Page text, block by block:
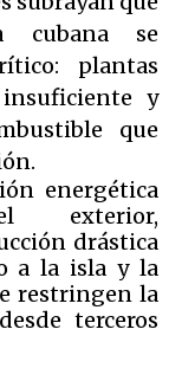
cubana se
plantas
y
que
energética
exterior,
drástica
a la isla y la
restringen la
terceros